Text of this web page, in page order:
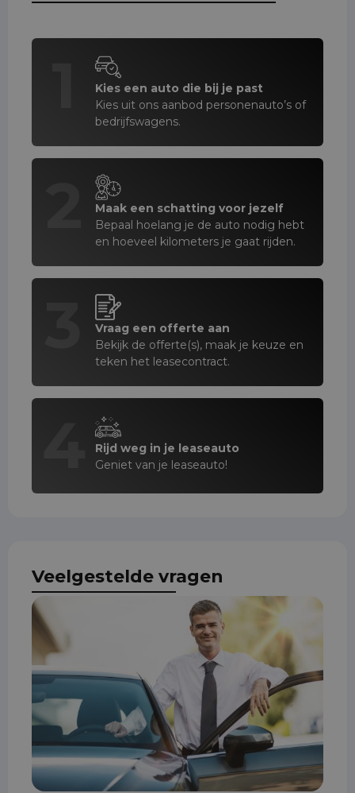
Kies een auto die bij je past
Kies uit ons aanbod personenauto’s of
bedrijfswagens.
Maak een schatting voor jezelf
Bepaal hoelang je de auto nodig hebt
en hoeveel kilometers je gaat rijden.
Vraag een offerte aan
Bekijk de offerte(s), maak je keuze en
teken het leasecontract.
Rijd weg in je leaseauto
Geniet van je leaseauto!
Veelgestelde vragen